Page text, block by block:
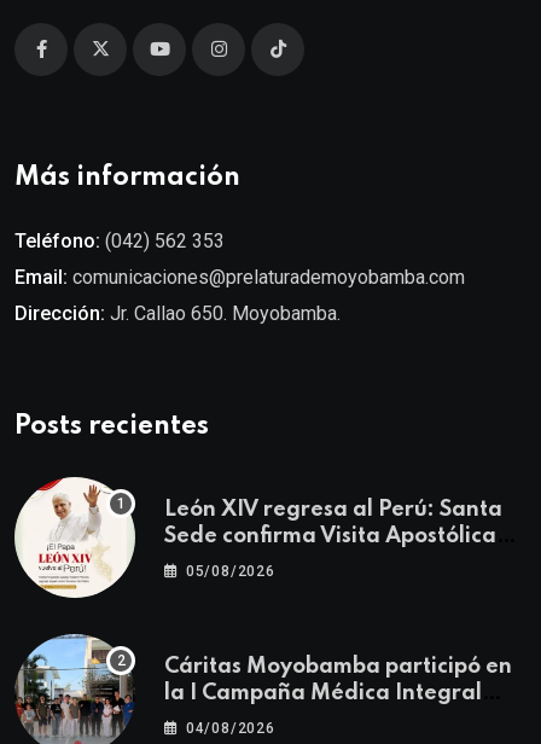
Más información
Teléfono: (042) 562 353
Email: comunicaciones@prelaturademoyobamba.com
Dirección: Jr. Callao 650. Moyobamba.
Posts recientes
León XIV regresa al Perú: Santa
Sede confirma Visita Apostólica
del 11 al 17 de noviembre
05/08/2026
Cáritas Moyobamba participó en
la I Campaña Médica Integral
Gratuita llevando salud y
04/08/2026